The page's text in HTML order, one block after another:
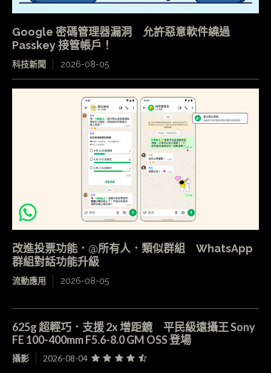
Google 密碼管理器漏洞 允許惡意軟件繞過
Passkey 接管帳戶！
科技新聞 2026-08-05
改進投票功能．@所有人．類似群組 WhatsApp
群組對話功能升級
流動應用 2026-08-05
625g 超輕巧．支援 2x 增距鏡 平民級遠攝王 Sony
FE 100-400mm F5.6-8.0 GM OSS 登場
攝影 2026-08-04